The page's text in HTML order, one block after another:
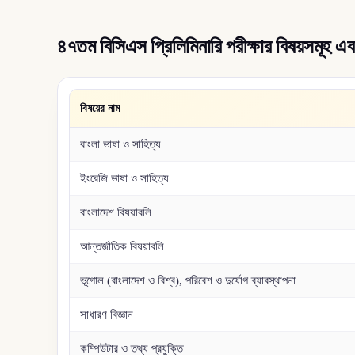
৪৭তম বিসিএস প্রিলিমিনারি পরীক্ষার বিষয়সমূহ
বিষয়ের নাম
বাংলা ভাষা ও সাহিত্য
ইংরেজি ভাষা ও সাহিত্য
বাংলাদেশ বিষয়াবলি
আন্তর্জাতিক বিষয়াবলি
ভূগোল (বাংলাদেশ ও বিশ্ব), পরিবেশ ও দুর্যোগ ব্যাবস্থাপনা
সাধারণ বিজ্ঞান
কম্পিউটার ও তথ্য প্রযুক্তি